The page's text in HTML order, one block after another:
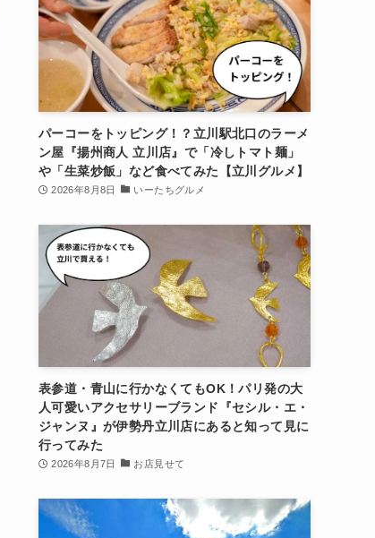
パーコーをトッピング！？立川駅北口のラーメ
ン屋『揚州商人 立川店』で「冷しトマト麺」
や「生菜炒飯」など食べてみた【立川グルメ】
2026年8月8日 いーたちグルメ
表参道・青山に行かなくてもOK！パリ発の大
人可愛いアクセサリーブランド『セシル・エ・
ジャンヌ』が伊勢丹立川店にあると知って見に
行ってみた
2026年8月7日 お店見せて